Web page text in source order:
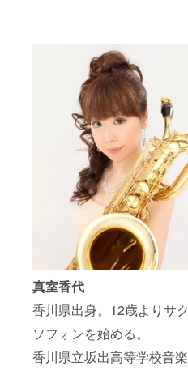
真室香代
香川県出身。12歳よりサク
ソフォンを始める。
香川県立坂出高等学校音楽